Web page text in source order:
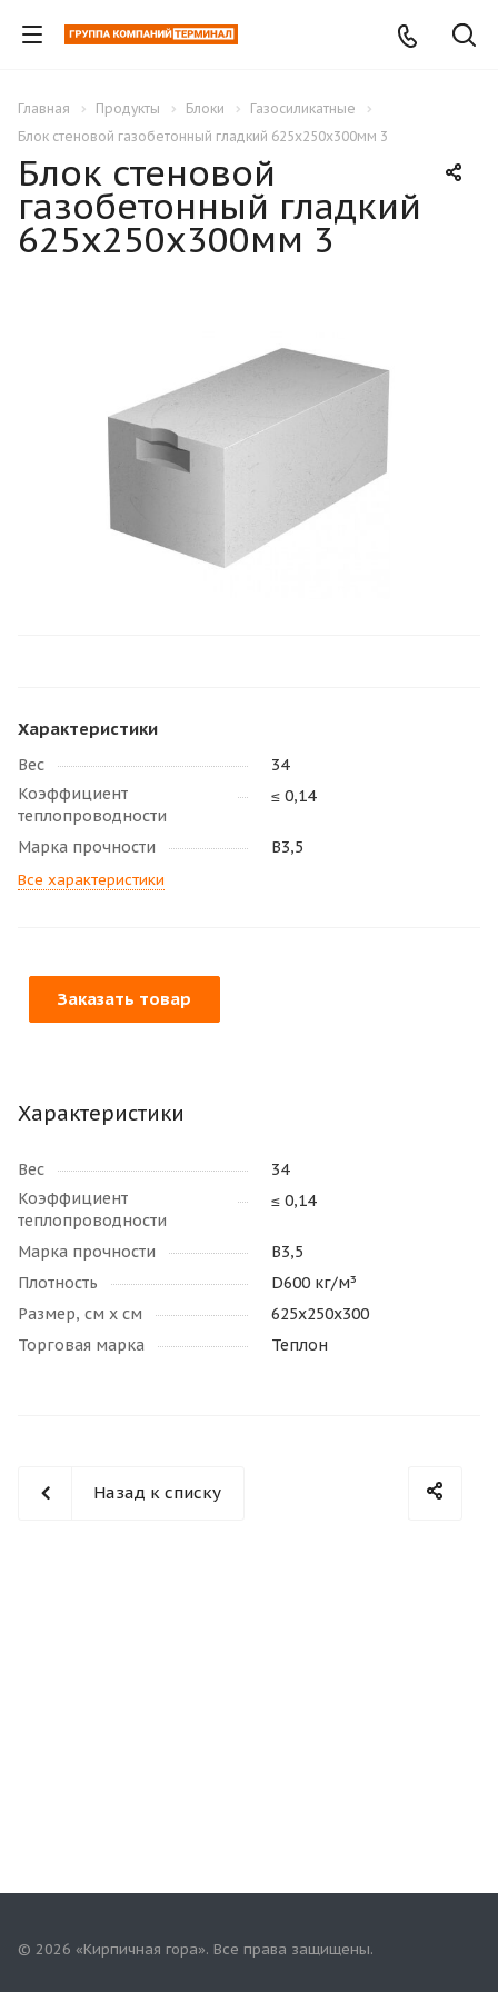
Главная Продукты Блоки
Газосиликатные
Блок стеновой газобетонный гладкий 625х250х300мм 3
Блок стеновой
газобетонный гладкий
625х250х300мм 3
Характеристики
Вес
34
Коэффициент
теплопроводности
≤ 0,14
Марка прочности В3,5
Все характеристики
Заказать товар
Характеристики
Вес
34
Коэффициент
теплопроводности
≤ 0,14
Марка прочности
В3,5
Плотность
D600 кг/м³
Размер, см х см
625х250х300
Торговая марка
Теплон
Назад к списку
© 2026 «Кирпичная гора». Все права защищены.